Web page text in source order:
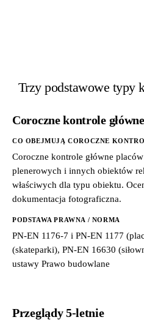
Trzy podstawowe typy
Coroczne kontrole główne
CO OBEJMUJĄ COROCZNE
Coroczne kontrole główne
plenerowych i innych obiektów
właściwych dla typu obiektu.
dokumentacja fotograficzna.
PODSTAWA PRAWNA / NORMA
PN-EN 1176-7 i PN-EN 1177
(skateparki), PN-EN 16630
ustawy Prawo budowlane
Przeglądy 5-letnie